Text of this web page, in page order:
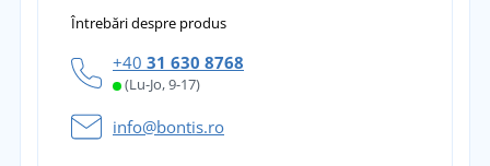
Întrebări despre produs
+40 31 630 8768
(Lu-Jo, 9-17)
info@bontis.ro